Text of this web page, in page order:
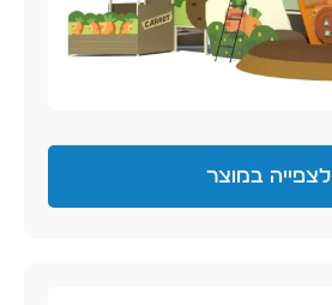
לצפייה במוצר